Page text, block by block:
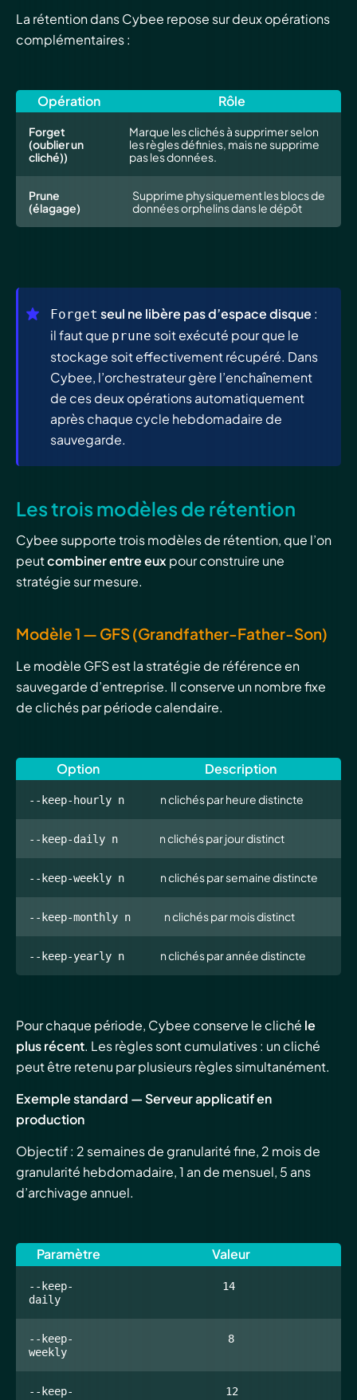
La rétention dans Cybee repose sur deux opérations
complémentaires :
Opération Rôle
Forget
(oublier un
cliché))
Marque les clichés à supprimer selon
les règles définies, mais ne supprime
pas les données.
Prune
(élagage)
Supprime physiquement les blocs de
données orphelins dans le dépôt
Forget seul ne libère pas d’espace disque :
il faut que prune soit exécuté pour que le
stockage soit effectivement récupéré. Dans
Cybee, l’orchestrateur gère l’enchaînement
de ces deux opérations automatiquement
après chaque cycle hebdomadaire de
sauvegarde.
Les trois modèles de rétention
Cybee supporte trois modèles de rétention, que l’on
peutcombiner entre euxpour construire une
stratégie sur mesure.
Modèle 1 — GFS (Grandfather-Father-Son)
Le modèle GFS est la stratégie de référence en
sauvegarde d’entreprise. Il conserve un nombre fixe
de clichés par période calendaire.
Option Description
--keep-hourly n n clichés par heure distincte
--keep-daily n n clichés par jour distinct
--keep-weekly n n clichés par semaine distincte
--keep-monthly n n clichés par mois distinct
--keep-yearly n n clichés par année distincte
Pour chaque période, Cybee conserve le cliché le
plus récent. Les règles sont cumulatives : un cliché
peut être retenu par plusieurs règles simultanément.
Exemple standard — Serveur applicatif en
production
Objectif : 2 semaines de granularité fine, 2 mois de
granularité hebdomadaire, 1 an de mensuel, 5 ans
d’archivage annuel.
Paramètre Valeur
--keep-
daily
14
--keep-
weekly
8
--keep-
12